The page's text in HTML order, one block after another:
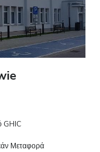
GHIC
Μεταφορά